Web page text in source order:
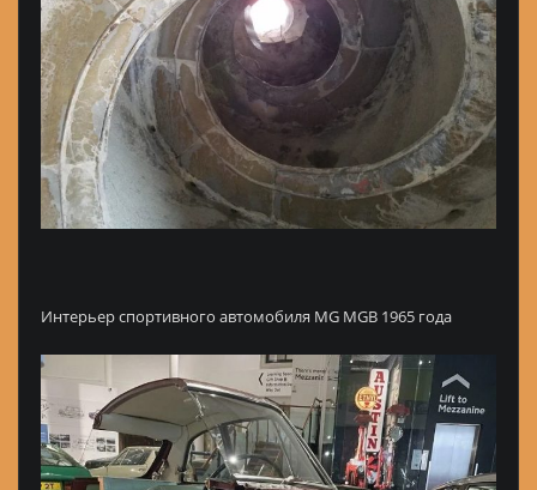
Интерьер спортивного автомобиля MG MGB 1965 года